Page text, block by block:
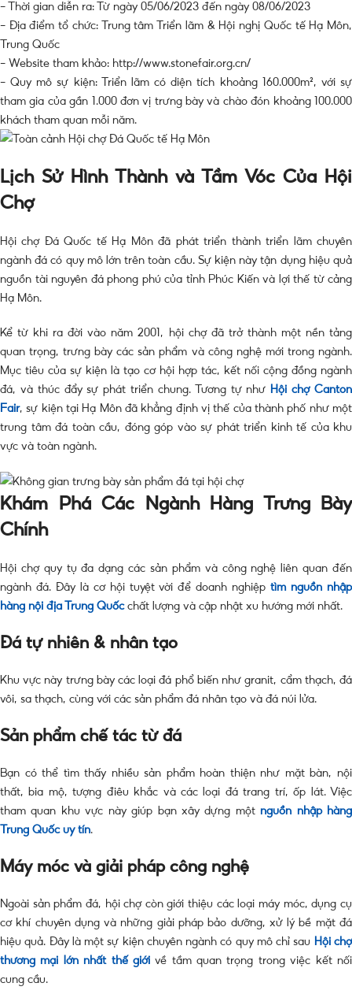
– Thời gian diễn ra: Từ ngày 05/06/2023 đến ngày 08/06/2023
– Địa điểm tổ chức: Trung tâm Triển lãm & Hội nghị Quốc tế Hạ Môn,
Trung Quốc
– Website tham khảo: http://www.stonefair.org.cn/
– Quy mô sự kiện: Triển lãm có diện tích khoảng 160.000m², với sự
tham gia của gần 1.000 đơn vị trưng bày và chào đón khoảng 100.000
khách tham quan mỗi năm.
Lịch Sử Hình Thành và Tầm Vóc Của Hội
Chợ
Hội chợ Đá Quốc tế Hạ Môn đã phát triển thành triển lãm chuyên
ngành đá có quy mô lớn trên toàn cầu. Sự kiện này tận dụng hiệu quả
nguồn tài nguyên đá phong phú của tỉnh Phúc Kiến và lợi thế từ cảng
Hạ Môn.
Kể từ khi ra đời vào năm 2001, hội chợ đã trở thành một nền tảng
quan trọng, trưng bày các sản phẩm và công nghệ mới trong ngành.
Mục tiêu của sự kiện là tạo cơ hội hợp tác, kết nối cộng đồng ngành
đá, và thúc đẩy sự phát triển chung. Tương tự như
Hội chợ Canton
Fair, sự kiện tại Hạ Môn đã khẳng định vị thế của thành phố như một
trung tâm đá toàn cầu, đóng góp vào sự phát triển kinh tế của khu
vực và toàn ngành.
Khám Phá Các Ngành Hàng Trưng Bày
Chính
Hội chợ quy tụ đa dạng các sản phẩm và công nghệ liên quan đến
ngành đá. Đây là cơ hội tuyệt vời để doanh nghiệptìm nguồn nhập
hàng nội địa Trung Quốcchất lượng và cập nhật xu hướng mới nhất.
Đá tự nhiên & nhân tạo
Khu vực này trưng bày các loại đá phổ biến như granit, cẩm thạch, đá
vôi, sa thạch, cùng với các sản phẩm đá nhân tạo và đá núi lửa.
Sản phẩm chế tác từ đá
Bạn có thể tìm thấy nhiều sản phẩm hoàn thiện như mặt bàn, nội
thất, bia mộ, tượng điêu khắc và các loại đá trang trí, ốp lát. Việc
tham quan khu vực này giúp bạn xây dựng một nguồn nhập hàng
Trung Quốc uy tín
Máy móc và giải pháp công nghệ
Ngoài sản phẩm đá, hội chợ còn giới thiệu các loại máy móc, dụng cụ
cơ khí chuyên dụng và những giải pháp bảo dưỡng, xử lý bề mặt đá
hiệu quả. Đây là một sự kiện chuyên ngành có quy mô chỉ sau
Hội chợ
thương mại lớn nhất thế giớivề tầm quan trọng trong việc kết nối
cung cầu.